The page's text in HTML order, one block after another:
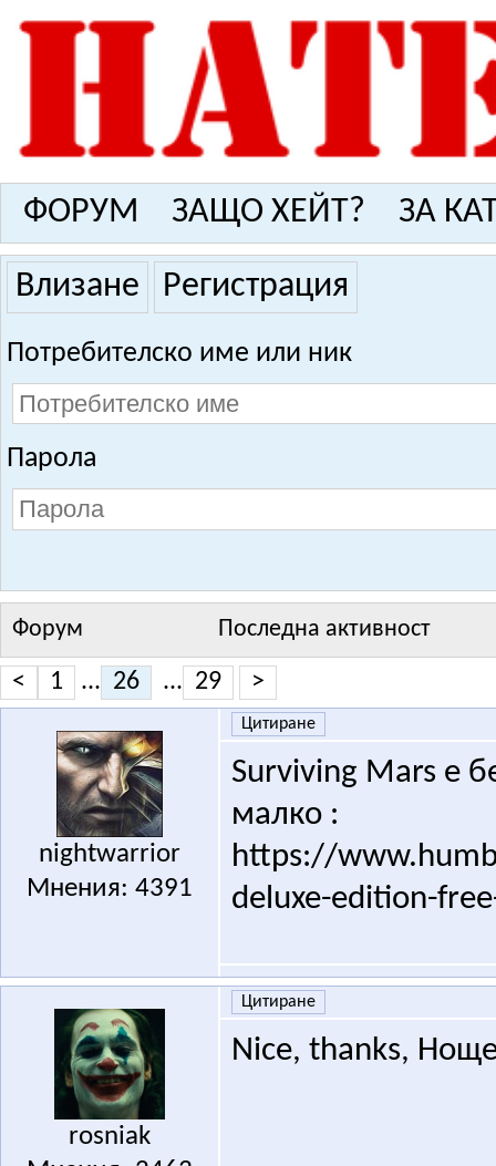
ФОРУМ ЗАЩО ХЕЙТ? ЗА
Влизане Регистрация
Потребителско име или ник
Парола
Форум Последна активност
< 1 ... 26 ... 29 >
nightwarrior
Мнения: 4391
Цитиране
Surviving Mars е
малко :
https://
deluxe-edition-
rosniak
Цитиране
Nice, thanks,